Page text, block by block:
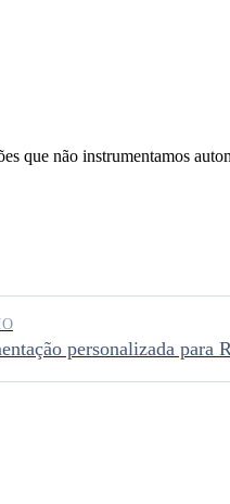
que não instrumentamos
personalizada para